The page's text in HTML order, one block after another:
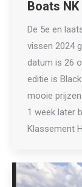
Boats
De 5e en
vissen 2024
datum is 26
editie is
mooie
1 week later
Klassement